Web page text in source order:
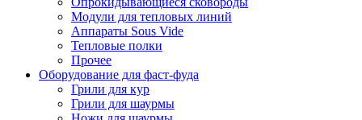
Модули для тепловых линий
Аппараты Sous Vide
Тепловые полки
Прочее
Оборудование для фаст-фуда
Грили для кур
Грили для шаурмы